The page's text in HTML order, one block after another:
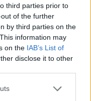
third parties prior to
of the further
by third parties on the
information may
on the IAB’s List of
disclose it to other
στον Βοτανικό:
θα έχει και
Δανιήλ, που
στο πλαίσιο της Διπλής
8 χιλιομέτρων και